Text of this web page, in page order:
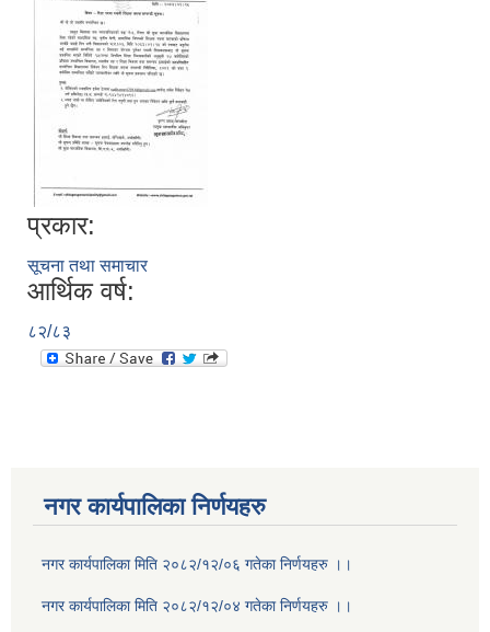
प्रकार:
सूचना तथा समाचार
आर्थिक वर्ष:
८२/८३
नगर कार्यपालिका निर्णयहरु
नगर कार्यपालिका मिति २०८२/१२/०६ गतेका निर्णयहरु ।।
नगर कार्यपालिका मिति २०८२/१२/०४ गतेका निर्णयहरु ।।